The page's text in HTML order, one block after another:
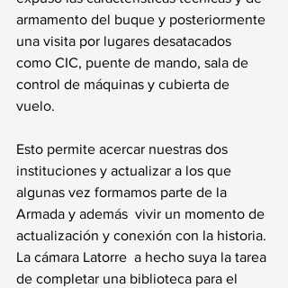
armamento del buque y posteriormente
una visita por lugares desatacados
como CIC, puente de mando, sala de
control de máquinas y cubierta de
vuelo.
Esto permite acercar nuestras dos
instituciones y actualizar a los que
algunas vez formamos parte de la
Armada y además  vivir un momento de
actualización y conexión con la historia.
La cámara Latorre  a hecho suya la tarea
de completar una biblioteca para el